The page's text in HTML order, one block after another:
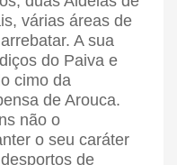
várias áreas de
A sua
do Paiva e
cimo da
de Arouca.
não o
o seu caráter
de